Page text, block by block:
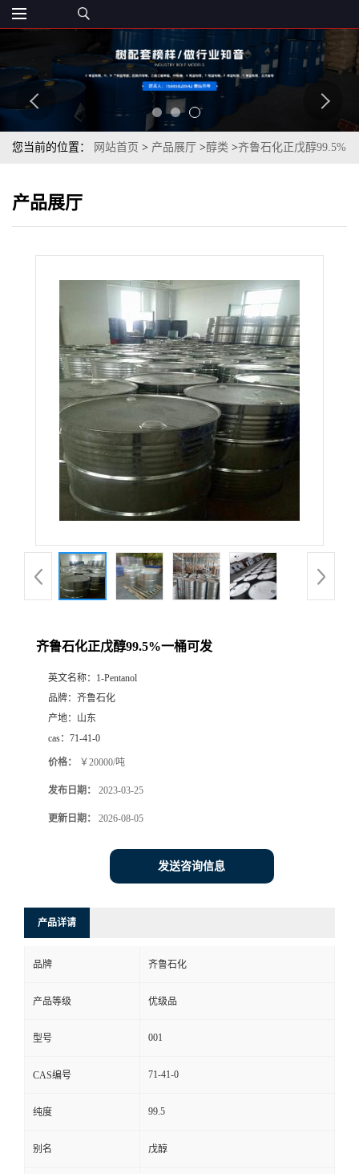
您当前的位置： 网站首页 > 产品展厅 >醇类 >齐鲁石化正戊醇99.5%
产品展厅
齐鲁石化正戊醇99.5%一桶可发
英文名称： 1-Pentanol
品牌： 齐鲁石化
产地： 山东
cas： 71-41-0
价格： ￥20000/吨
发布日期： 2023-03-25
更新日期： 2026-08-05
发送咨询信息
产品详请
品牌 齐鲁石化
产品等级 优级品
型号 001
CAS编号 71-41-0
纯度 99.5
别名 戊醇